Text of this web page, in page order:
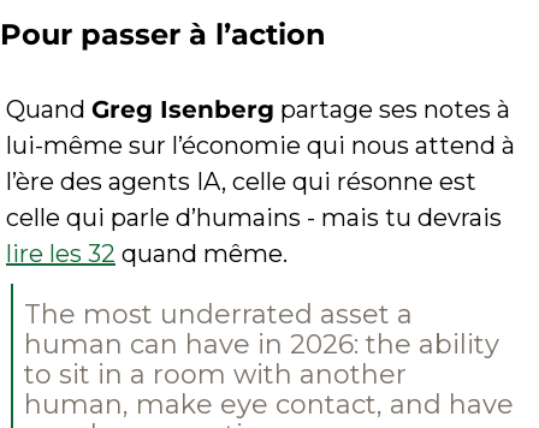
Pour passer à l’action
Quand Greg Isenberg partage ses notes à
lui-même sur l’économie qui nous attend à
l’ère des agents IA, celle qui résonne est
lire les 32 quand même.
The most underrated asset a
human can have in 2026: the ability
to sit in a room with another
human, make eye contact, and have